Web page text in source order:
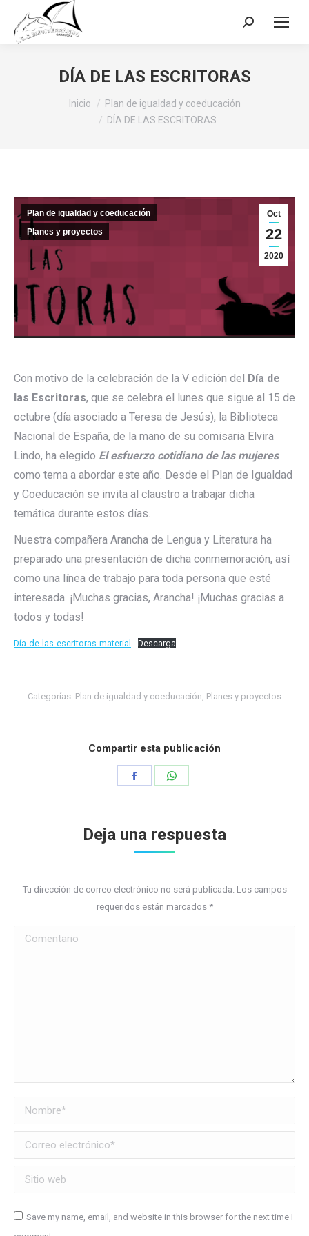
Buscar:
DÍA DE LAS ESCRITORAS
Inicio
Plan de igualdad y coeducación
DÍA DE LAS ESCRITORAS
Oct
22
2020
Plan de igualdad y coeducación
Planes y proyectos
Con motivo de la celebración de la V edición del Día de
las Escritoras, que se celebra el lunes que sigue al 15 de
octubre (día asociado a Teresa de Jesús), la Biblioteca
Nacional de España, de la mano de su comisaria Elvira
Lindo, ha elegido El esfuerzo cotidiano de las mujeres
como tema a abordar este año. Desde el Plan de Igualdad
y Coeducación se invita al claustro a trabajar dicha
temática durante estos días.
Nuestra compañera Arancha de Lengua y Literatura ha
preparado una presentación de dicha conmemoración, así
como una línea de trabajo para toda persona que esté
interesada. ¡Muchas gracias, Arancha! ¡Muchas gracias a
todos y todas!
Día-de-las-escritoras-material Descarga
Categorías: Plan de igualdad y coeducación, Planes y proyectos
Compartir esta publicación
Deja una respuesta
Tu dirección de correo electrónico no será publicada. Los campos
requeridos están marcados *
Comentario
Nombre *
Correo electrónico *
Sitio web
Save my name, email, and website in this browser for the next time I